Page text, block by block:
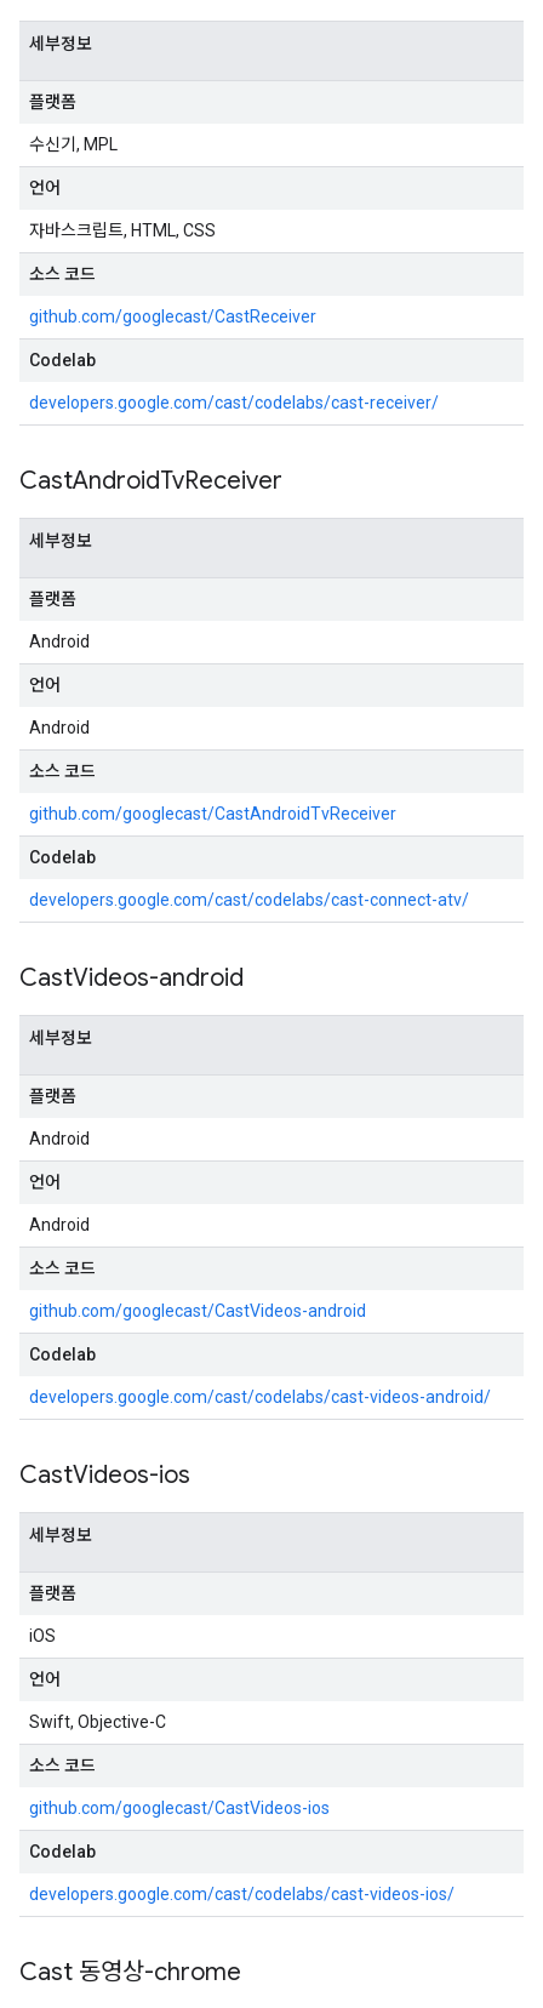
세부정보
플랫폼
수신기, MPL
언어
자바스크립트, HTML, CSS
소스 코드
github.com/googlecast/CastReceiver
Codelab
developers.google.com/cast/codelabs/cast-receiver/
CastAndroidTvReceiver
세부정보
플랫폼
Android
언어
Android
소스 코드
github.com/googlecast/CastAndroidTvReceiver
Codelab
developers.google.com/cast/codelabs/cast-connect-atv/
CastVideos-android
세부정보
플랫폼
Android
언어
Android
소스 코드
github.com/googlecast/CastVideos-android
Codelab
developers.google.com/cast/codelabs/cast-videos-android/
CastVideos-ios
세부정보
플랫폼
iOS
언어
Swift, Objective-C
소스 코드
github.com/googlecast/CastVideos-ios
Codelab
developers.google.com/cast/codelabs/cast-videos-ios/
Cast 동영상-chrome